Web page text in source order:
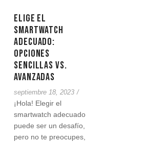
Elige el
Smartwatch
Adecuado:
Opciones
Sencillas vs.
Avanzadas
septiembre 18, 2023 /
¡Hola! Elegir el
smartwatch adecuado
puede ser un desafío,
pero no te preocupes,